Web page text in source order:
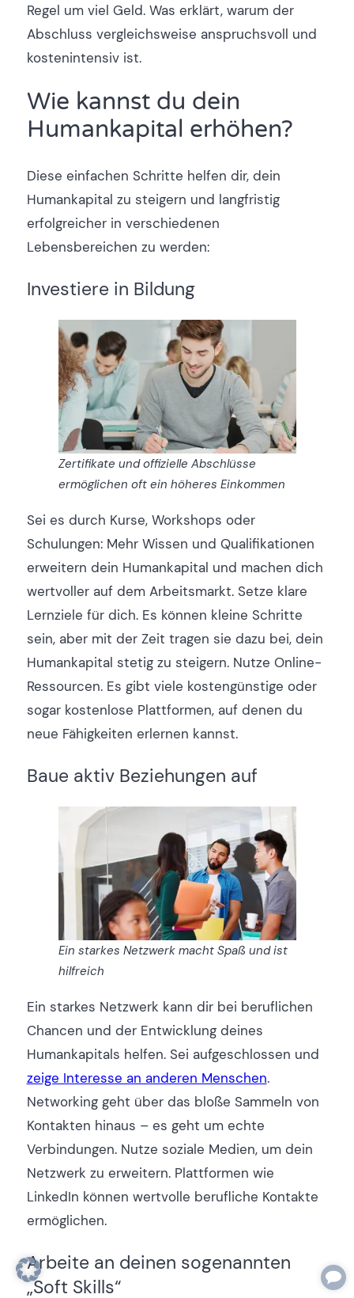
Regel um viel Geld. Was erklärt, warum der
Abschluss vergleichsweise anspruchsvoll und
kostenintensiv ist.
Wie kannst du dein
Humankapital erhöhen?
Diese einfachen Schritte helfen dir, dein
Humankapital zu steigern und langfristig
erfolgreicher in verschiedenen
Lebensbereichen zu werden:
Investiere in Bildung
Zertifikate und offizielle Abschlüsse
ermöglichen oft ein höheres Einkommen
Sei es durch Kurse, Workshops oder
Schulungen: Mehr Wissen und Qualifikationen
erweitern dein Humankapital und machen dich
wertvoller auf dem Arbeitsmarkt. Setze klare
Lernziele für dich. Es können kleine Schritte
sein, aber mit der Zeit tragen sie dazu bei, dein
Humankapital stetig zu steigern. Nutze Online-
Ressourcen. Es gibt viele kostengünstige oder
sogar kostenlose Plattformen, auf denen du
neue Fähigkeiten erlernen kannst.
Baue aktiv Beziehungen auf
Ein starkes Netzwerk macht Spaß und ist
hilfreich
Ein starkes Netzwerk kann dir bei beruflichen
Chancen und der Entwicklung deines
Humankapitals helfen. Sei aufgeschlossen und
zeige Interesse an anderen Menschen.
Networking geht über das bloße Sammeln von
Kontakten hinaus – es geht um echte
Verbindungen. Nutze soziale Medien, um dein
Netzwerk zu erweitern. Plattformen wie
LinkedIn können wertvolle berufliche Kontakte
ermöglichen.
Arbeite an deinen sogenannten
„Soft Skills“